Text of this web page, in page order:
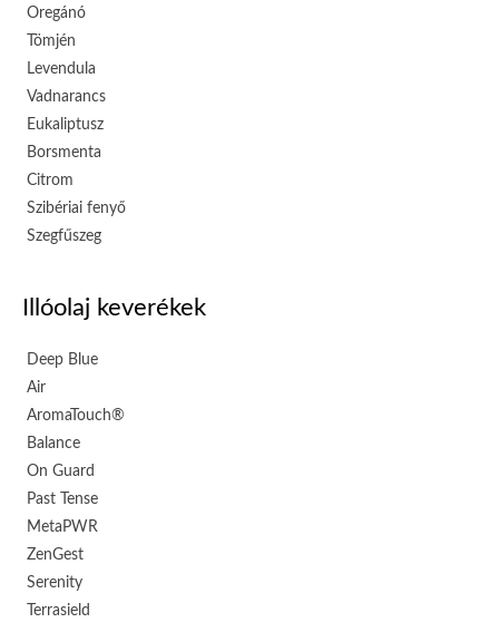
Oregánó
Tömjén
Levendula
Vadnarancs
Eukaliptusz
Borsmenta
Citrom
Szibériai fenyő
Szegfűszeg
Illóolaj keverékek
Deep Blue
Air
AromaTouch®
Balance
On Guard
Past Tense
MetaPWR
ZenGest
Serenity
Terrasield